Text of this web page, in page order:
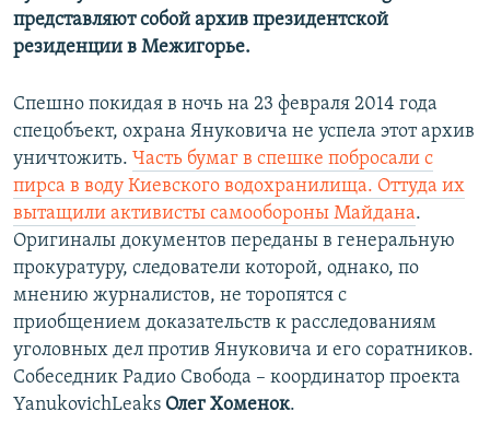
представляют собой архив президентской
резиденции в Межигорье.
Спешно покидая в ночь на 23 февраля 2014 года
спецобъект, охрана Януковича не успела этот архив
уничтожить. Часть бумаг в спешке побросали с
пирса в воду Киевского водохранилища. Оттуда их
вытащили активисты самообороны Майдана.
Оригиналы документов переданы в генеральную
прокуратуру, следователи которой, однако, по
мнению журналистов, не торопятся с
приобщением доказательств к расследованиям
уголовных дел против Януковича и его соратников.
Собеседник Радио Свобода – координатор проекта
YanukovichLeaks Олег Хоменок.